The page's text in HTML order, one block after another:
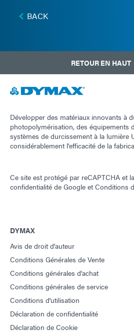
BACK
RETOUR EN HAUT
Développer des matériaux innovants à
photopolymérisation, des équipements
systèmes de durcissement à la lumière
considérablement l'efficacité de la
Ce site est protégé par reCAPTCHA et la
confidentialité de Google etConditions
DYMAX
Avis de droit d'auteur
Conditions Générales de Vente
Conditions générales d'achat
Conditions générales de service
Conditions d'utilisation
Déclaration de confidentialité
Déclaration de Cookie